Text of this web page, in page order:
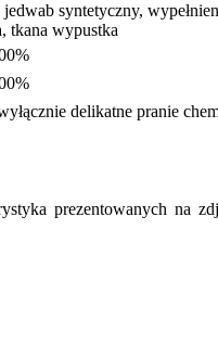
syntetyczny,
tkana wypustka
delikatne pranie
prezentowanych na